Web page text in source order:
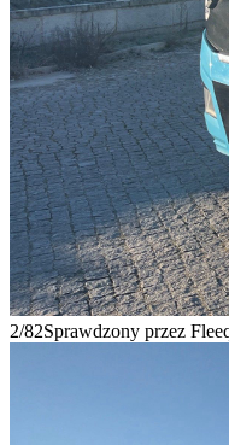
2/82Sprawdzony przez